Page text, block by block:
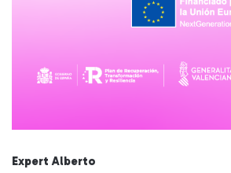
Expert Alberto